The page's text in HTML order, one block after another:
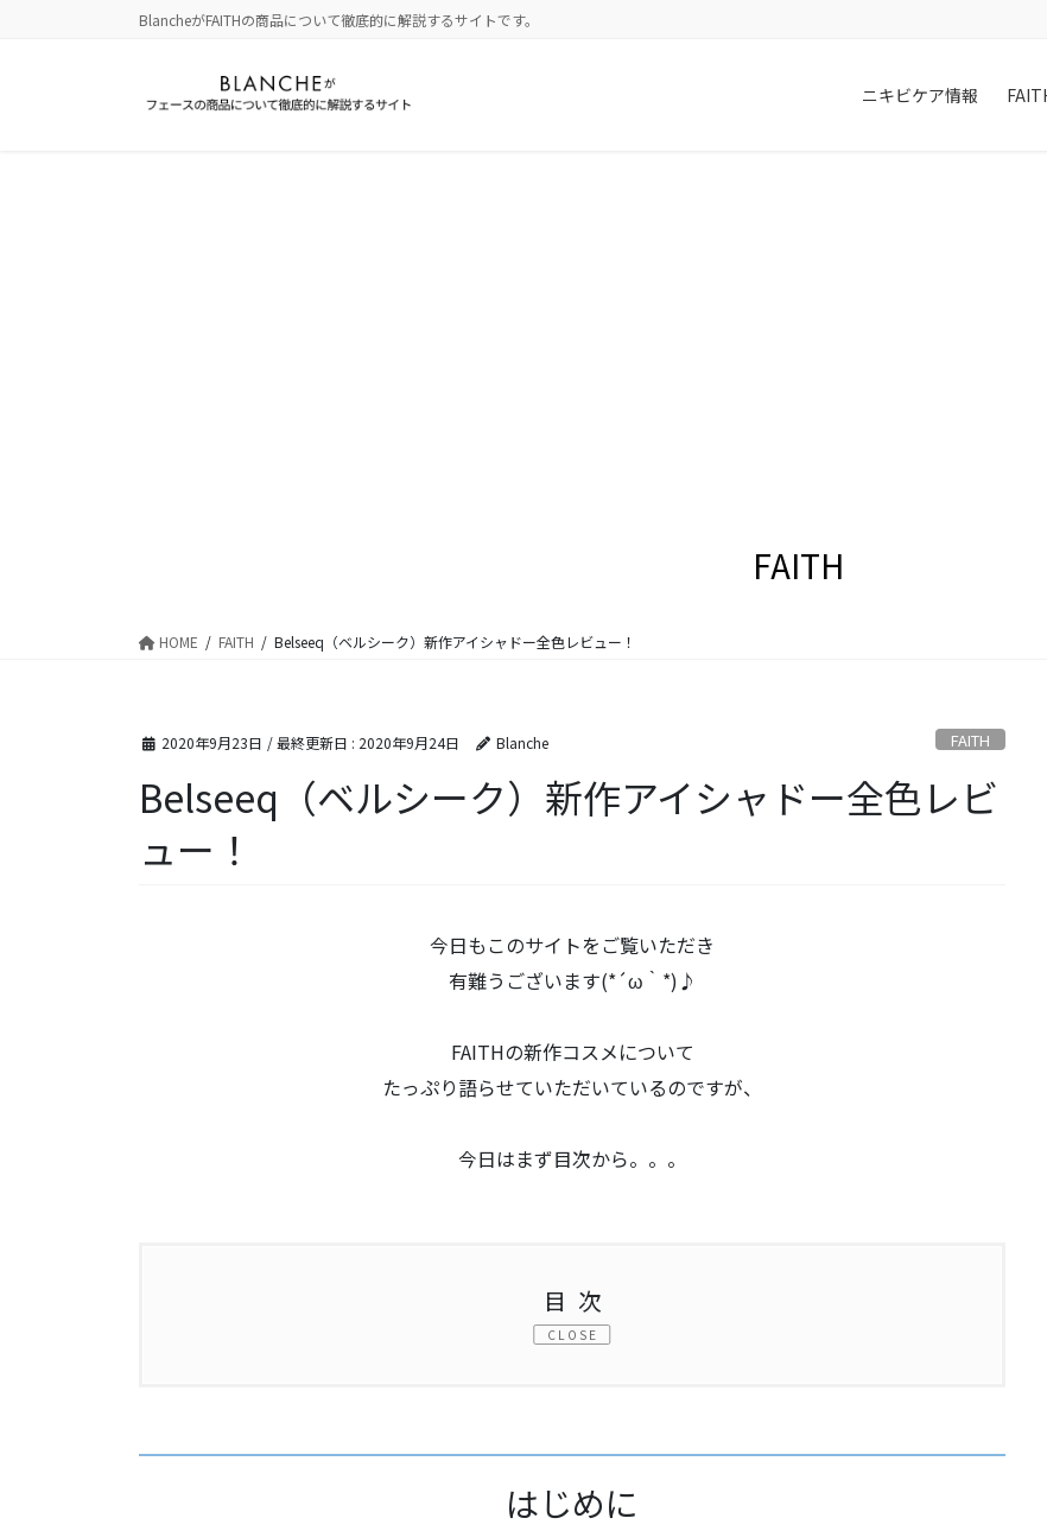
BlancheがFAITHの商品について徹底的に解説するサイトです。
ニキビケア情報
FAITH
HOME FAITH Belseeq（ベルシーク）新作アイシャドー全色レビュー！
2020年9月23日 / 最終更新日 : 2020年9月24日 Blanche FAITH
Belseeq（ベルシーク）新作アイシャドー全色レビ
ュー！
今日もこのサイトをご覧いただき
有難うございます(*´ω｀*)♪
FAITHの新作コスメについて
たっぷり語らせていただいているのですが、
今日はまず目次から。。。
目次
はじめに